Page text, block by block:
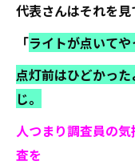
代表さんはそれを見
「ライトが点いてや
点灯前はひどかっ
じ。
人つまり調査員の
査を